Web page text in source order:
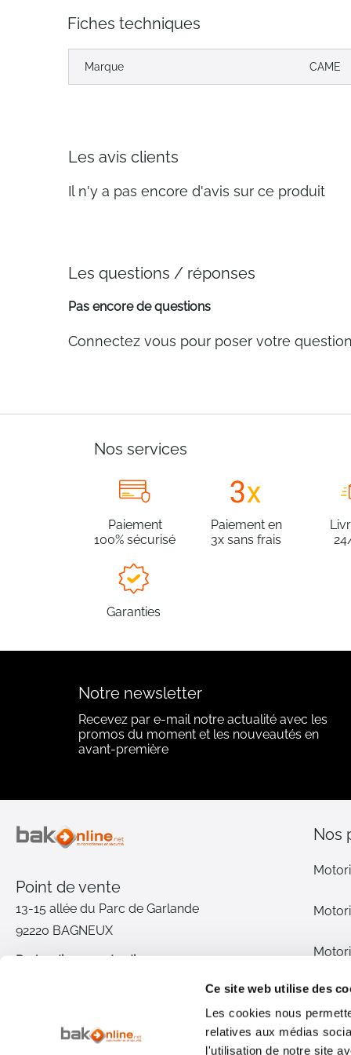
Ce site web utilise des
Les cookies nous
relatives aux médias
l'utilisation de notre site
Fiches techniques
Marque CAME
Les avis clients
Il n'y a pas encore d'avis sur ce produit
Les questions / réponses
Pas encore de questions
Connectez vous pour poser votre question
Nos services
Paiement
100% sécurisé
Paiement en
3x sans frais
Garanties
Notre newsletter
Recevez par e-mail notre actualité avec les
promos du moment et les nouveautés en
avant-première
Point de vente
13-15 allée du Parc de Garlande
92220 BAGNEUX
Du lundi au vendredi
01 46 72 30 00
Nos